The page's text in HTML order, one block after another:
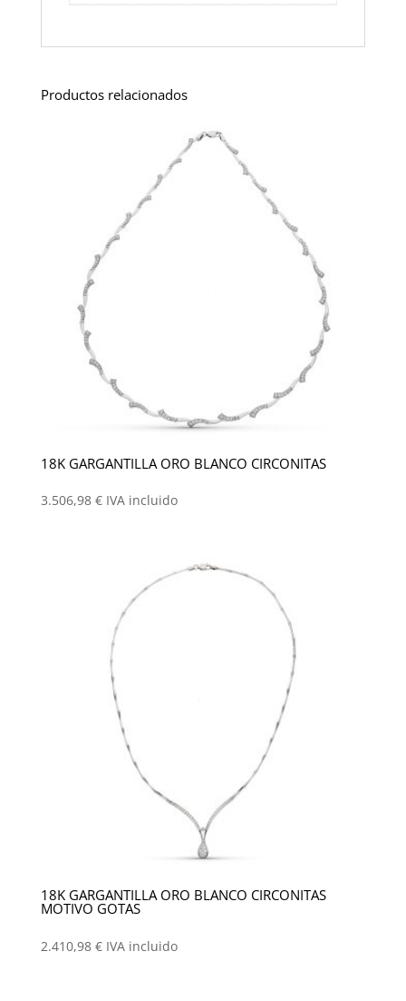
Productos relacionados
18K GARGANTILLA ORO BLANCO CIRCONITAS
3.506,98 € IVA incluido
18K GARGANTILLA ORO BLANCO CIRCONITAS
MOTIVO GOTAS
2.410,98 € IVA incluido